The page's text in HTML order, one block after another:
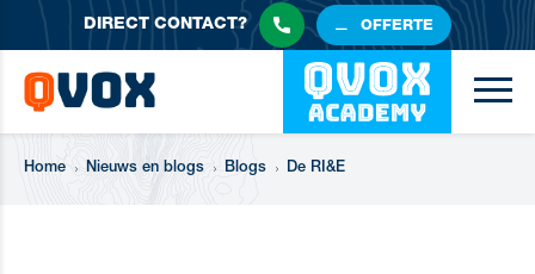
DIRECTCONTACT? OFFERTE
Home Nieuws en blogs Blogs De RI&E